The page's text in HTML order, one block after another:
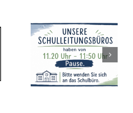
Feste
Pausenzeiten
in unseren
Büros ab
Schuljahr
2026/2027